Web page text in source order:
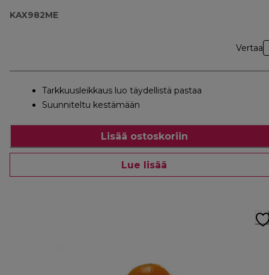
KAX982ME
Vertaa
Tarkkuusleikkaus luo täydellistä pastaa
Suunniteltu kestämään
Lisää ostoskoriin
Lue lisää